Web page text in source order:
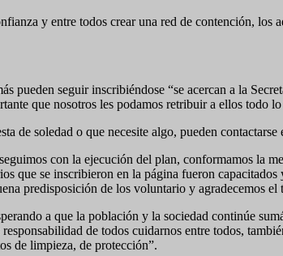
y entre todos crear una red de contención,
pueden seguir inscribiéndose “se acercan a la
que nosotros les podamos retribuir a ellos todo
de soledad o que necesite algo, pueden
con la ejecución del plan, conformamos la
que se inscribieron en la página fueron
predisposición de los voluntario y agradecemos
a que la población y la sociedad continúe
de todos cuidarnos entre todos,
de limpieza, de protección”.